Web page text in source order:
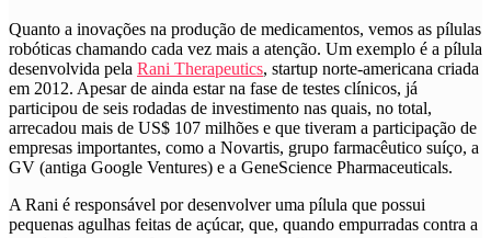
Quanto a inovações na produção de medicamentos, vemos as pílulas
robóticas chamando cada vez mais a atenção. Um exemplo é a pílula
desenvolvida pela Rani Therapeutics, startup norte-americana criada
em 2012. Apesar de ainda estar na fase de testes clínicos, já
participou de seis rodadas de investimento nas quais, no total,
arrecadou mais de US$ 107 milhões e que tiveram a participação de
empresas importantes, como a Novartis, grupo farmacêutico suíço, a
GV (antiga Google Ventures) e a GeneScience Pharmaceuticals.
A Rani é responsável por desenvolver uma pílula que possui
pequenas agulhas feitas de açúcar, que, quando empurradas contra a